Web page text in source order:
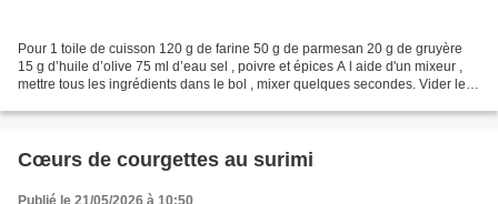
Pour 1 toile de cuisson 120 g de farine 50 g de parmesan 20 g de gruyère
15 g d’huile d’olive 75 ml d’eau sel , poivre et épices A l aide d'un mixeur ,
mettre tous les ingrédients dans le bol , mixer quelques secondes. Vider le
Cœurs de courgettes au surimi
Publié le 21/05/2026 à 10:50